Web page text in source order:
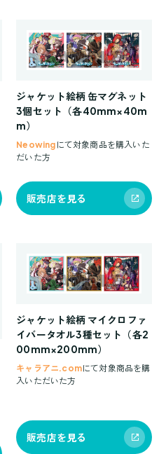
ジャケット絵柄 缶マグネット
3個セット
（各40mm×40m
m）
Neowing にて対象商品を購入いた
だいた方
販売店を見る
ジャケット絵柄 マイクロファ
イバータオル3種セット
（各2
00mm×200mm）
キャラアニ.comにて対象商品を購
入いただいた方
販売店を見る